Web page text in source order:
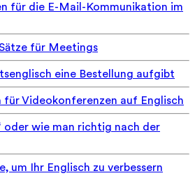
für die E-Mail-Kommunikation im
für Meetings
eine Bestellung aufgibt
für Videokonferenzen auf Englisch
oder wie man richtig nach der
um Ihr Englisch zu verbessern